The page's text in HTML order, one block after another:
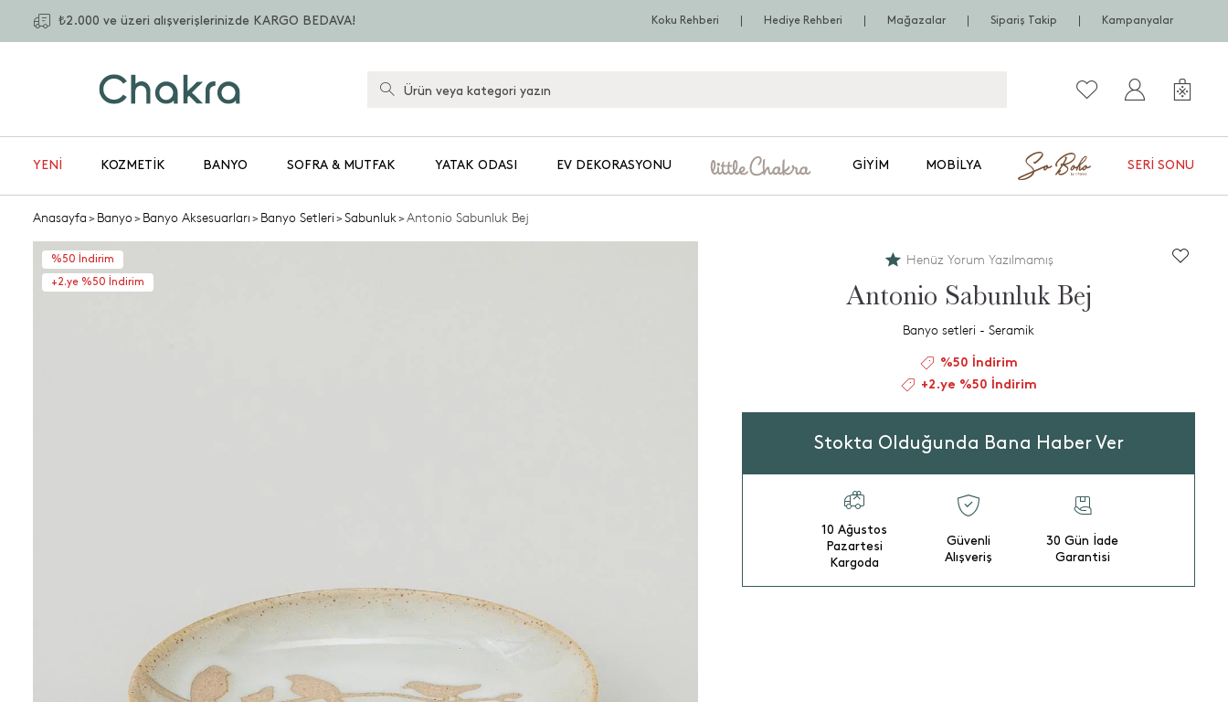
₺2.000 ve üzeri alışverişlerinizde KARGO BEDAVA! Koku Rehberi Hediye Rehberi Mağazalar Sipariş Takip Kampanyalar
YENİ KOZMETIK BANYO SOFRA & MUTFAK YATAK ODASI EV DEKORASYONU GIYIM MOBILYA SERI SONU
Anasayfa>Banyo>Banyo Aksesuarları>Banyo Setleri>Sabunluk>Antonio Sabunluk Bej
%50 İndirim
+2.ye %50 İndirim
Henüz Yorum Yazılmamış
Antonio Sabunluk Bej
Banyo setleri - Seramik
%50 İndirim
+2.ye %50 İndirim
Stokta Olduğunda Bana Haber Ver
10 Ağustos
Pazartesi
Kargoda
Güvenli
Alışveriş
30 Gün İade
Garantisi